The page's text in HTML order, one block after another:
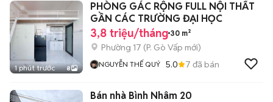
1 phút trước 8
PHÒNG GÁC RỘNG FULL NỘI THẤT
GẦN CÁC TRƯỜNG ĐẠI HỌC
3,8 triệu/tháng 30 m²
Phường 17 (P. Gò Vấp mới)
NGUYỄN THẾ QUÝ 5.0 7 đã bán
Bán nhà Bình Nhâm 20